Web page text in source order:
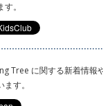
。
Tree に関する新着情報
す。